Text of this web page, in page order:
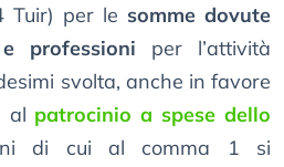
Tuir) per le somme dovute
professioni per l’attività
svolta, anche in favore
al patrocinio a spese dello
di cui al comma 1 si